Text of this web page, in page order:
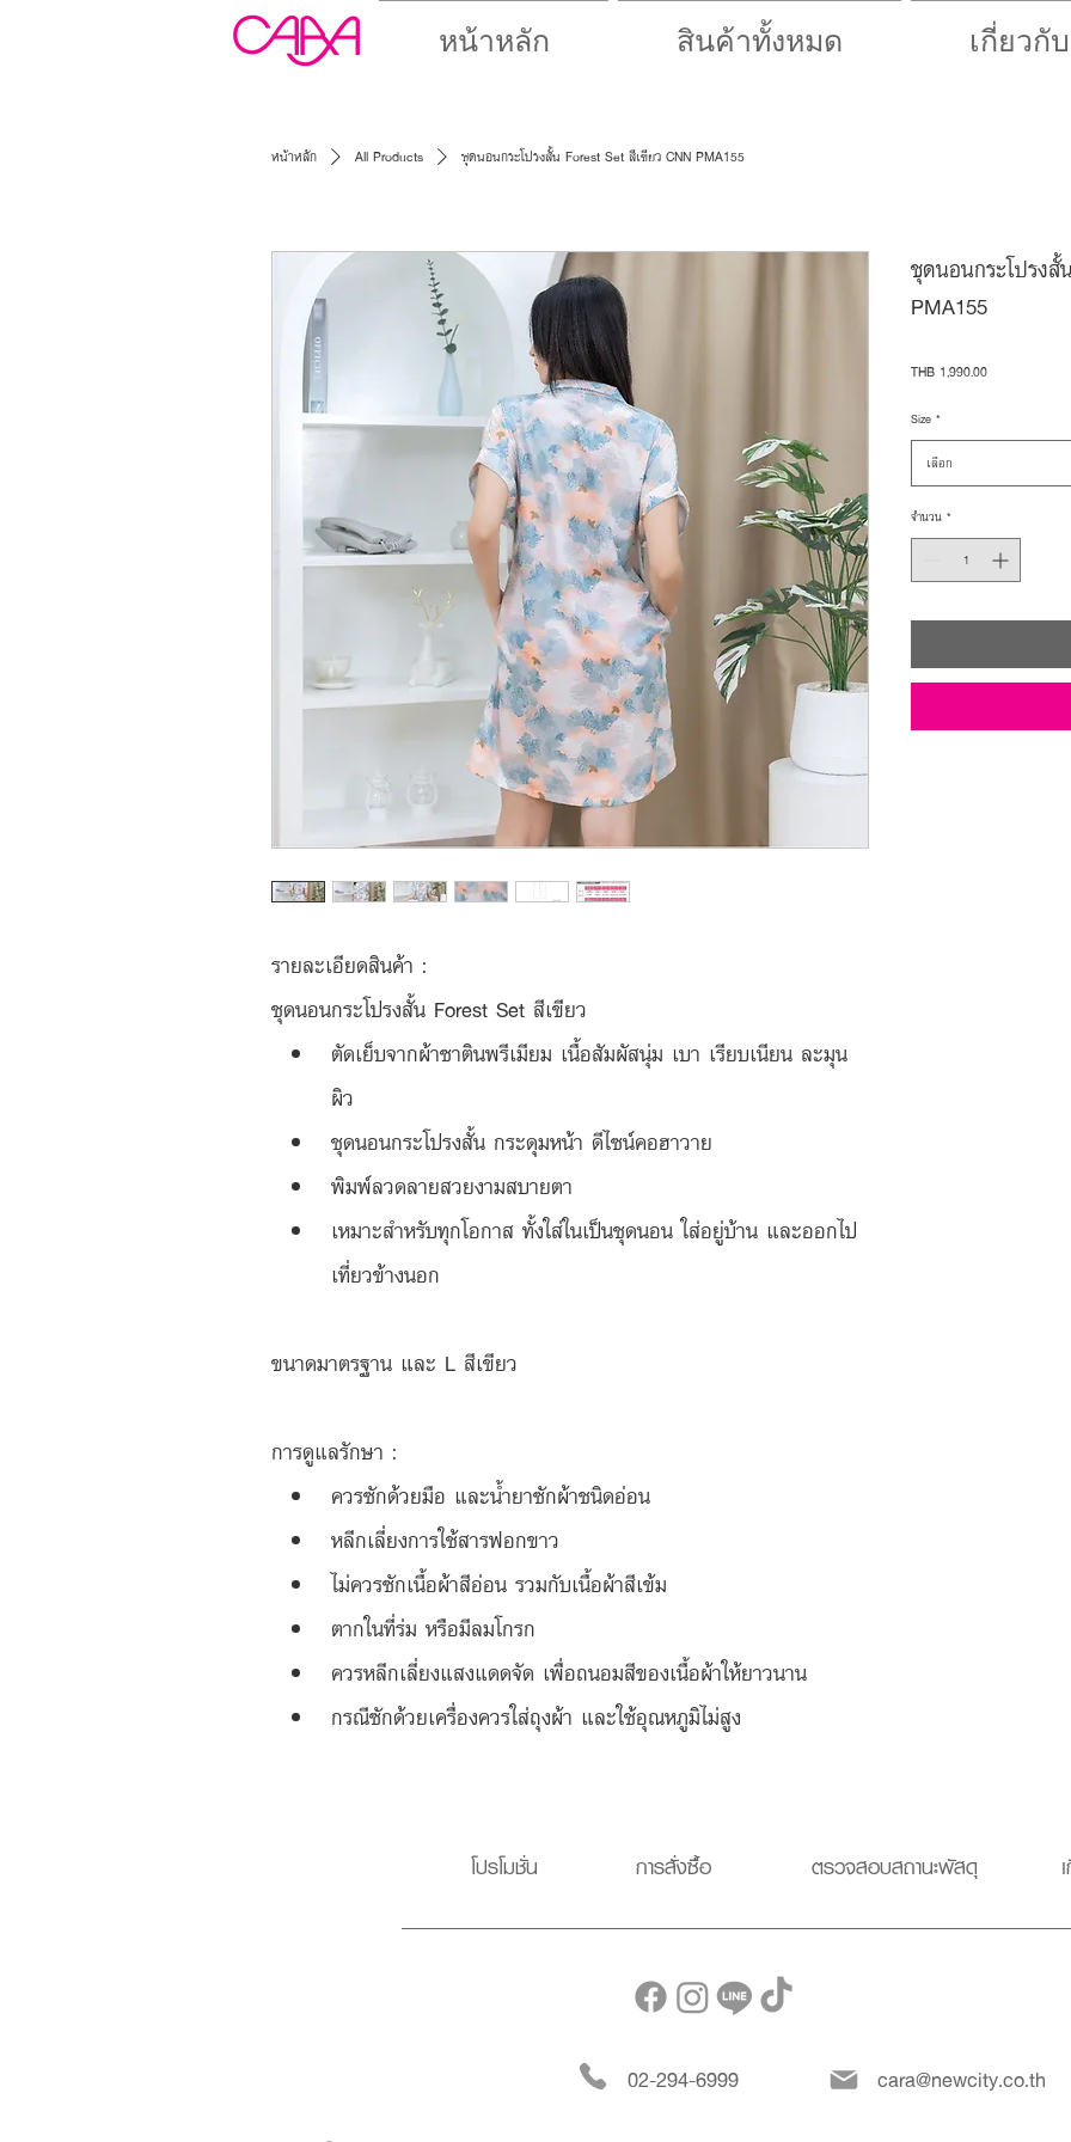
หน้าหลัก สินค้าทั้งหมด เกี่ยวกั
หน้าหลัก All Products ชุดนอนกระโปรงสั้น Forest Set สีเขียว CNN-PMA155
รายละเอียดสินค้า :
ชุดนอนกระโปรงสั้น Forest Set สีเขียว
ตัดเย็บจากผ้าซาตินพรีเมียม เนื้อสัมผัสนุ่ม เบา เรียบเนียน ละมุน
ผิว
ชุดนอนกระโปรงสั้น กระดุมหน้า ดีไซน์คอฮาวาย
พิมพ์ลวดลายสวยงามสบายตา
เหมาะสำหรับทุกโอกาส ทั้งใส่ในเป็นชุดนอน ใส่อยู่บ้าน และออกไป
เที่ยวข้างนอก
ขนาดมาตรฐาน และ L สีเขียว
การดูแลรักษา :
ควรซักด้วยมือ และน้ำยาซักผ้าชนิดอ่อน
หลีกเลี่ยงการใช้สารฟอกขาว
ไม่ควรซักเนื้อผ้าสีอ่อน รวมกับเนื้อผ้าสีเข้ม
ตากในที่ร่ม หรือมีลมโกรก
ควรหลีกเลี่ยงแสงแดดจัด เพื่อถนอมสีของเนื้อผ้าให้ยาวนาน
กรณีซักด้วยเครื่องควรใส่ถุงผ้า และใช้อุณหภูมิไม่สูง
ชุดนอนกระโปรง
PMA155
THB 1,990.00ราคา
Size *
เลือก
จำนวน *
โปรโมชั่น การสั่งซื้อ ตรวจสอบสถานะพัสดุ
02-294-6999 cara@newcity.co.th